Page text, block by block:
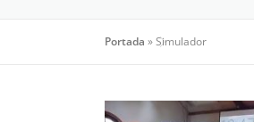
Portada »Simulador